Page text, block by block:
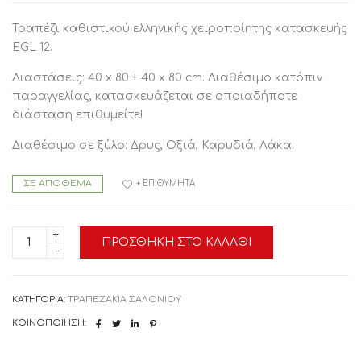
Τραπέζι καθιστικού ελληνικής χειροποίητης κατασκευής
EGL 12.
Διαστάσεις: 40 x 80 + 40 x 80 cm. Διαθέσιμο κατόπιν
παραγγελίας, κατασκευάζεται σε οποιαδήποτε
διάσταση επιθυμείτε!
Διαθέσιμο σε ξύλο: Δρυς, Οξιά, Καρυδιά, Λάκα.
ΣΕ ΑΠΌΘΕΜΑ
ΤΡΑΠΕΖΑΚΙ
ΚΑΘΙΣΤΙΚΟΥ
ΠΡΟΣΘΉΚΗ ΣΤΟ ΚΑΛΆΘΙ
+ ΕΠΙΘΥΜΗΤΆ
ΚΑΤΗΓΟΡΊΑ: ΤΡΑΠΕΖΑΚΙΑ ΣΑΛΟΝΙΟΥ
ΚΟΙΝΟΠΟΊΗΣΗ: